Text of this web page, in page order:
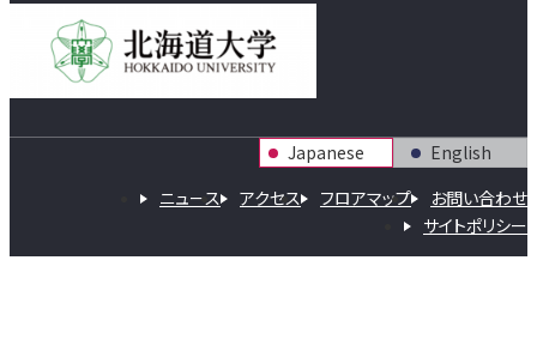
ニュース アクセス フロアマップ
お問い合わせ
サイトポリシー
Japanese English